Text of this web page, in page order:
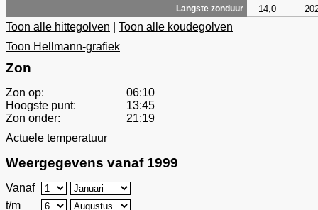
Langste zonduur 14,0
Toon alle hittegolven
Toon alle koudegolven
Toon Hellmann-grafiek
Zon
Zon op:
06:10
Hoogste punt:
13:45
Zon onder:
21:19
Actuele temperatuur
Weergegevens vanaf 1999
Vanaf
t/m